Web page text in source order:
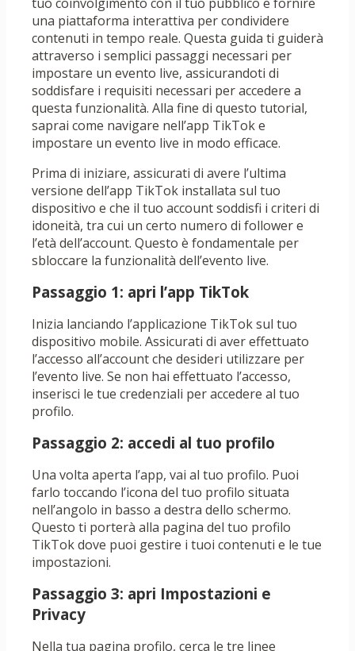
una piattaforma interattiva per condividere
contenuti in tempo reale. Questa guida ti guiderà
attraverso i semplici passaggi necessari per
impostare un evento live, assicurandoti di
soddisfare i requisiti necessari per accedere a
questa funzionalità. Alla fine di questo tutorial,
saprai come navigare nell’app TikTok e
impostare un evento live in modo efficace.
Prima di iniziare, assicurati di avere l’ultima
versione dell’app TikTok installata sul tuo
dispositivo e che il tuo account soddisfi i criteri di
idoneità, tra cui un certo numero di follower e
l’età dell’account. Questo è fondamentale per
sbloccare la funzionalità dell’evento live.
Passaggio 1: apri l’app TikTok
Inizia lanciando l’applicazione TikTok sul tuo
dispositivo mobile. Assicurati di aver effettuato
l’accesso all’account che desideri utilizzare per
l’evento live. Se non hai effettuato l’accesso,
inserisci le tue credenziali per accedere al tuo
profilo.
Passaggio 2: accedi al tuo profilo
Una volta aperta l’app, vai al tuo profilo. Puoi
farlo toccando l’icona del tuo profilo situata
nell’angolo in basso a destra dello schermo.
Questo ti porterà alla pagina del tuo profilo
TikTok dove puoi gestire i tuoi contenuti e le tue
impostazioni.
Passaggio 3: apri Impostazioni e
Privacy
Nella tua pagina profilo, cerca le tre linee